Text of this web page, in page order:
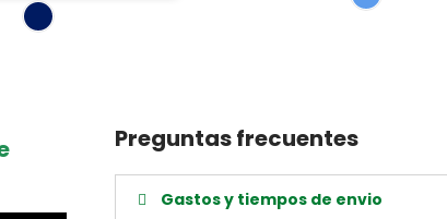
Preguntas frecuentes
Gastos y tiempos de envio